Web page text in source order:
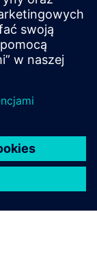
and